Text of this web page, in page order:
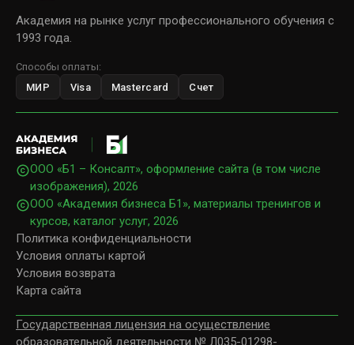
Академия на рынке услуг профессионального обучения с
1993 года.
Способы оплаты:
МИР
Visa Mastercard Счет
ООО «Б1 – Консалт», оформление сайта (в том числе
изображения), 2026
ООО «Академия бизнеса Б1», материалы тренингов и
курсов, каталог услуг, 2026
Политика конфиденциальности
Условия оплаты картой
Условия возврата
Карта сайта
Государственная лицензия на осуществление
образовательной деятельности № Л035-01298-